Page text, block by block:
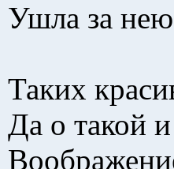
Ушла за нею
Таких
Да о такой и